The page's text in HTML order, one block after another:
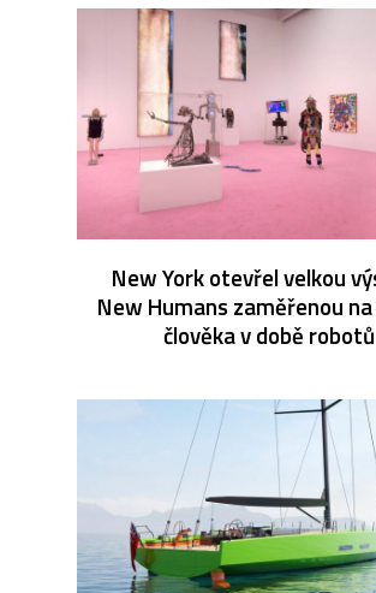
New York otevřel velkou
New Humans zaměřenou
člověka v době robotů